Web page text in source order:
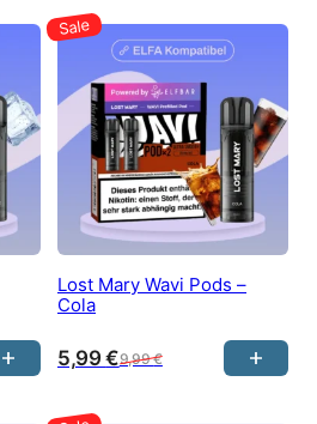
Lost Mary Wavi Pods –
Cola
9,99€
5,99€